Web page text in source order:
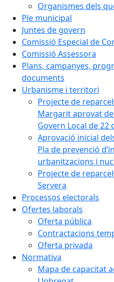
Organismes dels
Ple municipal
Juntes de govern
Comissió Especial de
Comissió Assessora
Plans, campanyes,
documents
Urbanisme i territori
Projecte de
Margarit aprovat
Govern Local de 22
Aprovació inicial
Pla de prevenció
urbanitzacions i
Projecte de
Servera
Processos electorals
Ofertes laborals
Oferta pública
Contractacions
Oferta privada
Normativa
Mapa de capacitat